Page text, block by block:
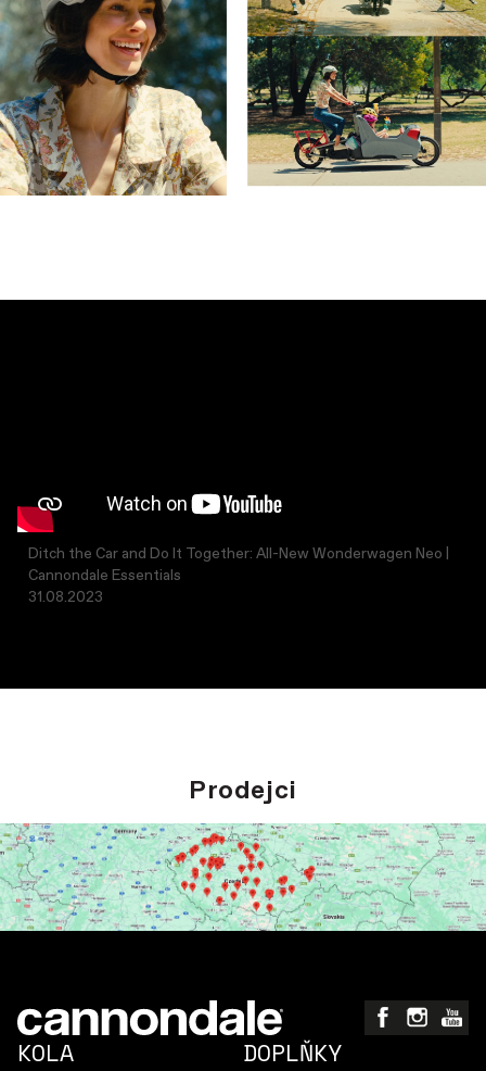
Ditch the Car and Do It Together: All-New Wonderwagen Neo |
Cannondale Essentials
31.08.2023
Prodejci
KOLA DOPLŇKY